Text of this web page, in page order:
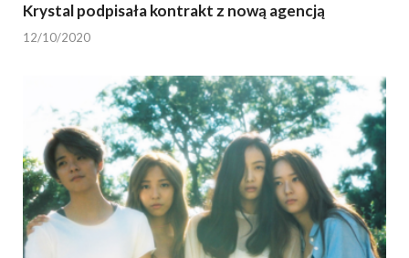
Krystal podpisała kontrakt z nową agencją
12/10/2020